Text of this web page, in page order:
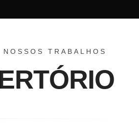
NOSSOS TRABALHOS